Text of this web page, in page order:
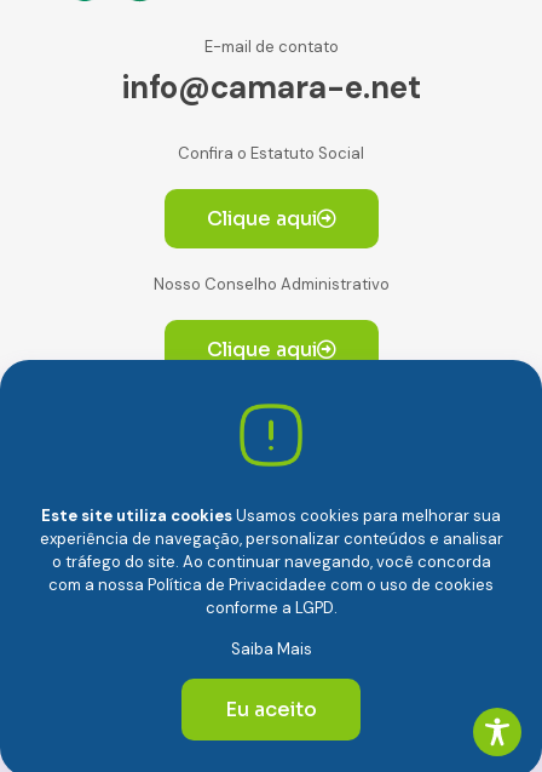
E-mail de contato
info@camara-e.net
Confira o Estatuto Social
Clique aqui
Nosso Conselho Administrativo
Clique aqui
Av. Paulista, 2064. Conjunto 14, (Edifício Paulista) -
CEP 01310-928 Consolação – São Paulo/SP
Câmara Brasileira da Economia Digital (camara-e.net) |
Este site utiliza cookiesUsamos cookies para melhorar sua
experiência de navegação, personalizar conteúdos e analisar
o tráfego do site. Ao continuar navegando, você concorda
com a nossa Política de Privacidadee com o uso de cookies
conforme a LGPD.
Saiba Mais
Eu aceito